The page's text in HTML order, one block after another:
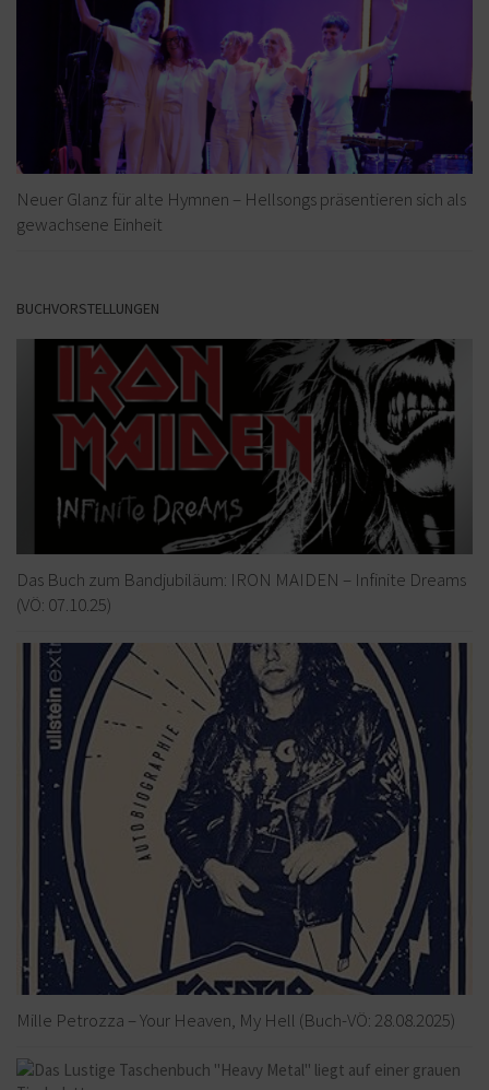
Neuer Glanz für alte Hymnen – Hellsongs präsentieren sich als
gewachsene Einheit
BUCHVORSTELLUNGEN
Das Buch zum Bandjubiläum: IRON MAIDEN – Infinite Dreams
(VÖ: 07.10.25)
Mille Petrozza – Your Heaven, My Hell (Buch-VÖ: 28.08.2025)